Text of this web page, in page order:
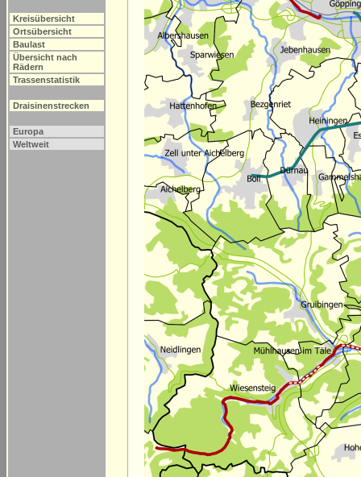
Kreisübersicht
Ortsübersicht
Baulast
Übersicht nach
Rädern
Trassenstatistik
Draisinenstrecken
Europa
Weltweit